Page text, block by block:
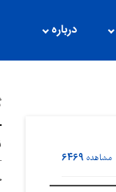
درباره
مشاهده ۶۴۶۹